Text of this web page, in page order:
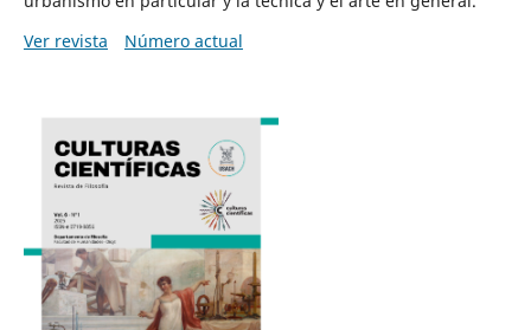
Ver revista
Número actual